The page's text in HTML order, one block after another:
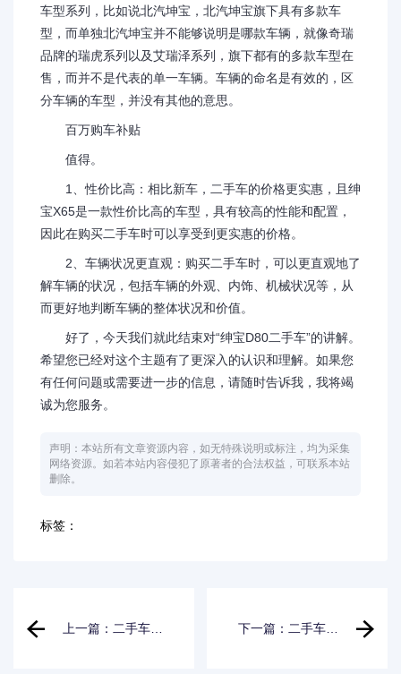
车型系列，比如说北汽坤宝，北汽坤宝旗下具有多款车
型，而单独北汽坤宝并不能够说明是哪款车辆，就像奇瑞
品牌的瑞虎系列以及艾瑞泽系列，旗下都有的多款车型在
售，而并不是代表的单一车辆。车辆的命名是有效的，区
分车辆的车型，并没有其他的意思。
百万购车补贴
值得。
1、性价比高：相比新车，二手车的价格更实惠，且绅
宝X65是一款性价比高的车型，具有较高的性能和配置，
因此在购买二手车时可以享受到更实惠的价格。
2、车辆状况更直观：购买二手车时，可以更直观地了
解车辆的状况，包括车辆的外观、内饰、机械状况等，从
而更好地判断车辆的整体状况和价值。
好了，今天我们就此结束对“绅宝D80二手车”的讲解。
希望您已经对这个主题有了更深入的认识和理解。如果您
有任何问题或需要进一步的信息，请随时告诉我，我将竭
诚为您服务。
声明：本站所有文章资源内容，如无特殊说明或标注，均为采集
网络资源。如若本站内容侵犯了原著者的合法权益，可联系本站
删除。
标签：
上一篇：二手车尼
下一篇：二手车如